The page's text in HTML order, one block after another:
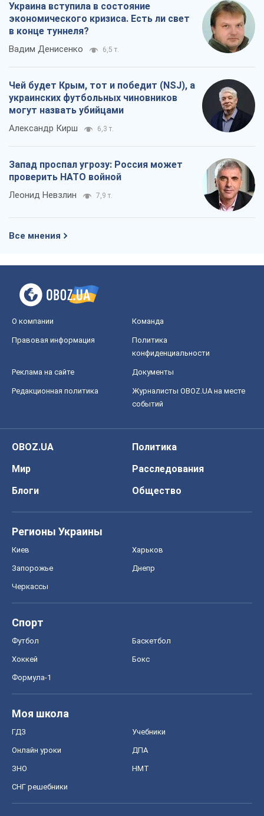
Украина вступила в состояние
экономического кризиса. Есть ли свет
в конце туннеля?
Вадим Денисенко 6,5 т.
Чей будет Крым, тот и победит (NSJ), а
украинских футбольных чиновников
могут назвать убийцами
Александр Кирш 6,3 т.
Запад проспал угрозу: Россия может
проверить НАТО войной
Леонид Невзлин 7,9 т.
Все мнения
О компании Команда
Правовая информация
Политика
конфиденциальности
Реклама на сайте Документы
Редакционная политика
Журналисты OBOZ.UA на месте
событий
OBOZ.UA
Политика
Мир
Расследования
Блоги
Общество
Регионы Украины
Киев Харьков
Запорожье Днепр
Черкассы
Спорт
Футбол Баскетбол
Хоккей Бокс
Формула-1
Моя школа
ГДЗ Учебники
Онлайн уроки ДПА
ЗНО НМТ
СНГ решебники